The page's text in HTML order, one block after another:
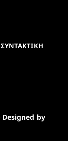
ΣΥΝΤΑΚΤΙΚΗ
by